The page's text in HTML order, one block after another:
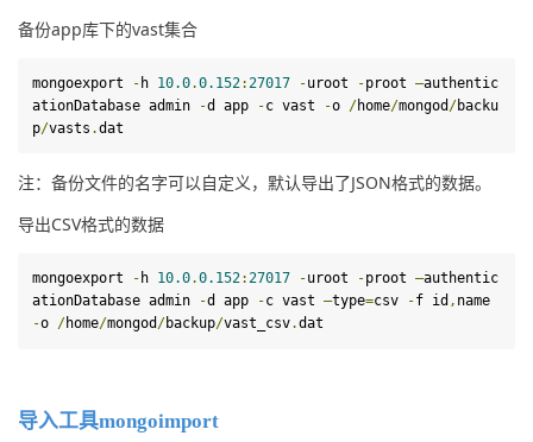
备份app库下的vast集合
mongoexport - h 10.0.0.152: 27017 -uroot -proot –authentic
ationDatabase admin
-d app -c vast -o /home/mongod /backu
p/vasts .dat
注：备份文件的名字可以自定义，默认导出了JSON格式的数据。
导出CSV格式的数据
mongoexport - h 10.0.0.152:27017 -uroot -proot –authentic
ationDatabase admin
-d app -c vast –type=csv -f id ,
name
-o /home/mongod /backup/vast_csv.dat
导入工具mongoimport